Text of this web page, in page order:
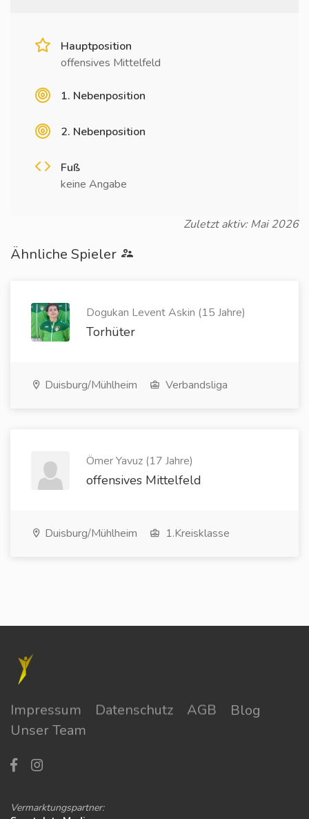
Hauptposition
offensives Mittelfeld
1. Nebenposition
2. Nebenposition
Fuß
keine Angabe
Zuletzt aktiv: Mai 2026
Ähnliche Spieler
Dogukan Levent Askin (15 Jahre)
Torhüter
Duisburg/Mühlheim Verbandsliga
Ömer Yavuz (17 Jahre)
offensives Mittelfeld
Duisburg/Mühlheim 1.Kreisklasse
Impressum Datenschutz AGB
Blog
Unser Team
Vermarktungspartner: